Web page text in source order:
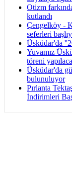
Otizm
kutlandı
Çengelköy -
seferleri
Üsküdar'da
Yuvamız
töreni
Üsküdar'da
bulunuluyor
Pırlanta
İndirimleri